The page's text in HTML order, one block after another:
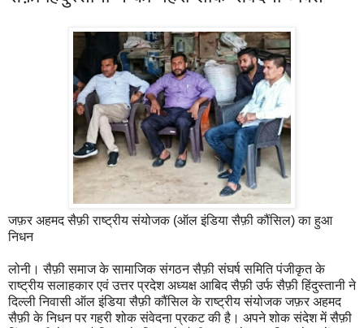
जफ़र अहमद सैफ़ी राष्ट्रीय संयोजक (ऑल इंडिया सैफ़ी कौंसिल) का हुआ
निधन
लोनी। सैफ़ी समाज के सामाजिक संगठन सैफ़ी संघर्ष समिति पंजीकृत के
राष्ट्रीय सलाहकार एवं उत्तर प्रदेश अध्यक्ष आबिद सैफ़ी उर्फ सैफ़ी हिंदुस्तानी ने
दिल्ली निवासी ऑल इंडिया सैफ़ी कौंसिल के राष्ट्रीय संयोजक जफ़र अहमद
सैफ़ी के निधन पर गहरी शोक संवेदना प्रकट की है। अपने शोक संदेश में सैफ़ी